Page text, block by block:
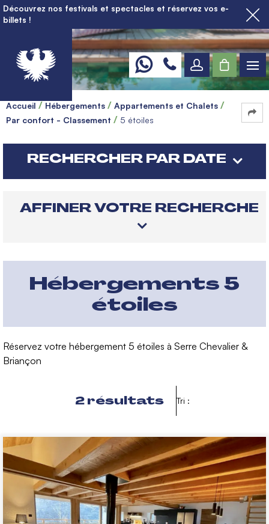
Découvrez nos festivals et spectacles et réservez vos e-
billets !
Accueil Hébergements
Appartements et Chalets
Par confort - Classement
5 étoiles
RECHERCHER PAR DATE
AFFINER VOTRE RECHERCHE
Hébergements 5
étoiles
Réservez votre hébergement 5 étoiles à Serre Chevalier &
Briançon
2 résultats Tri :